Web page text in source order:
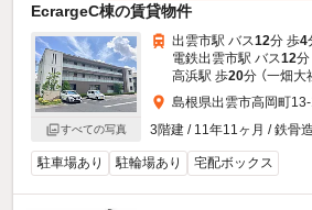
EcrargeC棟の賃貸物件
すべての写真
出雲市駅 バス12分 歩4
電鉄出雲市駅 バス12分
高浜駅 歩20分 （一畑大
島根県出雲市高岡町13-
3階建 / 11年11ヶ月 / 鉄骨造
駐車場あり 駐輪場あり 宅配ボックス